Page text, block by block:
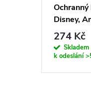
Disney,
274 Kč
k odeslání